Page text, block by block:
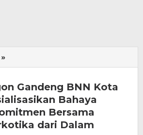
»
Cilegon
BNN
Kota
Cilegon
Sosialisasikan
Bahaya
Gandeng BNN Kota
Bahaya
Bersama
dari Dalam